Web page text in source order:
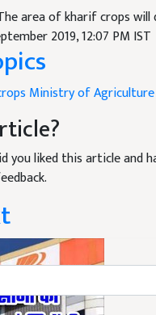
area of ​​kharif crops will
2019, 12:07 PM IST
Ministry of Agriculture
you liked this article and